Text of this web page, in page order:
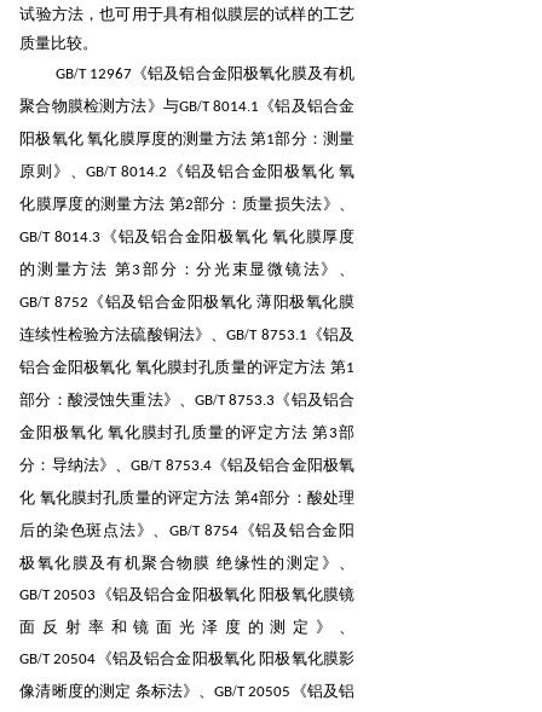
试验方法，也可用于具有相似膜层的试样的工艺
质量比较。
GB/T 12967《铝及铝合金阳极氧化膜及有机
聚合物膜检测方法》与GB/T 8014.1
《铝及铝合金
阳极氧化 氧化膜厚度的测量方法 第1部分：测量
原则》、GB/T 8014.2
《铝及铝合金阳极氧化 氧
化膜厚度的测量方法 第2部分：质量损失法》、
GB/T 8014.3
《铝及铝合金阳极氧化 氧化膜厚度
的测量方法 第3 部分：分光束显微镜法》、
GB/T 8752
《铝及铝合金阳极氧化 薄阳极氧化膜
连续性检验方法硫酸铜法》、GB/T 8753.1
《铝及
铝合金阳极氧化 氧化膜封孔质量的评定方法 第1
部分：酸浸蚀失重法》、GB/T 8753.3
《铝及铝合
金阳极氧化 氧化膜封孔质量的评定方法 第3部
分：导纳法》、GB/T 8753.4《铝及铝合金阳极氧
化 氧化膜封孔质量的评定方法 第4部分：酸处理
后的染色斑点法》、GB/T 8754《铝及铝合金阳
极氧化膜及有机聚合物膜 绝缘性的测定》、
GB/T 20503 《铝及铝合金 阳极氧化 阳极氧化膜镜
面反射率和镜面光泽度的测定》、
GB/T 20504 《铝及铝合金阳极氧化 阳极氧化膜影
像清晰度的测定 条标法》、GB/T 20505
《铝及铝